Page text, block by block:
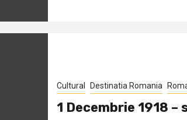
Cultural Destinatia Romania
1 Decembrie 1918